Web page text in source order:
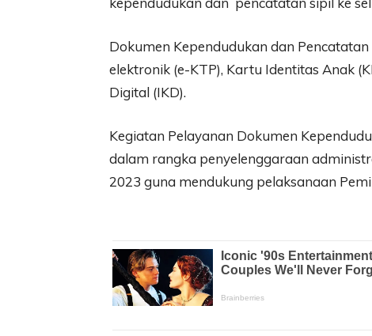
Dokumen Kependudukan dan
elektronik (e-KTP), Kartu Identitas Anak
Digital (IKD).
Kegiatan Pelayanan Dokumen
dalam rangka penyelenggaraan
2023 guna mendukung pelaksanaan